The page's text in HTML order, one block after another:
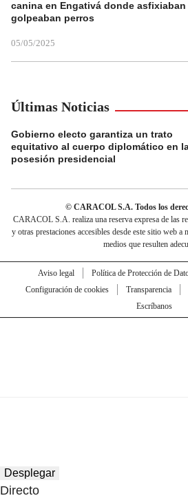
canina en Engativá donde asfixiaban
golpeaban perros
05/05/2025
Últimas Noticias
Gobierno electo garantiza un trato
equitativo al cuerpo diplomático en
posesión presidencial
© CARACOL S.A. Todos los
CARACOL S.A. realiza una reserva expresa de las
y otras prestaciones accesibles desde este sitio web a
medios que resulten
Aviso legal Política de Protección de
Configuración de cookies
Transparencia
Escríbanos
Desplegar
Directo